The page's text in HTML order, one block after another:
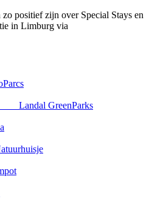
positief zijn over Special Stays en
in Limburg via
Landal GreenParks